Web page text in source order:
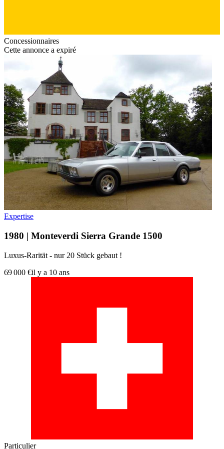
Concessionnaires
Cette annonce a expiré
Expertise
1980 | Monteverdi Sierra Grande 1500
Luxus-Rarität - nur 20 Stück gebaut !
69 000 €il y a 10 ans
Particulier